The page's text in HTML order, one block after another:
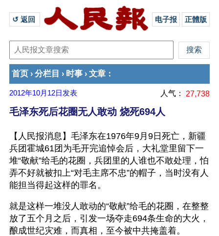
↺ 返回 电子报 正體版
首页 › 分栏目 › 时事 › 文章 ：
2012年10月12日 发表 人气： 27,738
毛泽东死后花圈无人敢动 烧死694人
【人民报消息】毛泽东在1976年9月9日死亡，新疆
兵团霍城61团为毛开完追悼会后，大礼堂里留下一
堆“敬献”给毛的花圈，兵团里的人谁也不敢处理，怕
弄不好就被扣上“对毛主席不忠”的帽子，当时没有人
能担当得起这样的罪名。
就是这样一堆没人敢动的“敬献”给毛的花圈，在整整
放了五个月之后，引发一场夺走694条生命的大火，
酿成世纪灾难，而真相，至今被中共掩盖着。